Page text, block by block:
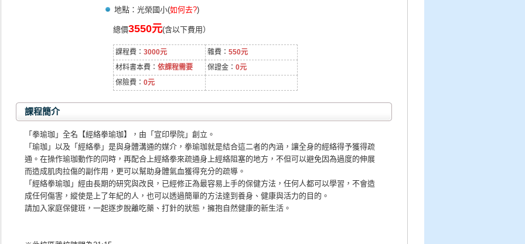
地點：光榮國小(如何去?)
總價3550元(含以下費用）
課程費： 3000元 雜費： 550元
材料書本費： 依課程需要 保證金： 0元
保險費： 0元
課程簡介
「拳瑜珈」全名【經絡拳瑜珈】，由「宣印學院」創立。
「瑜珈」以及「經絡拳」是與身體溝通的媒介，拳瑜珈就是結合這二者的內涵，讓全身的經絡得予獲得疏
通。在操作瑜珈動作的同時，再配合上經絡拳來疏通身上經絡阻塞的地方，不但可以避免因為過度的伸展
而造成肌肉拉傷的副作用，更可以幫助身體氣血獲得充分的疏導。
「經絡拳瑜珈」經由長期的研究與改良，已經修正為最容易上手的保健方法，任何人都可以學習，不會造
成任何傷害，縱使是上了年紀的人，也可以透過簡單的方法達到養身、健康與活力的目的。
請加入家庭保健班，一起逐步脫離吃藥、打針的狀態，擁抱自然健康的新生活。